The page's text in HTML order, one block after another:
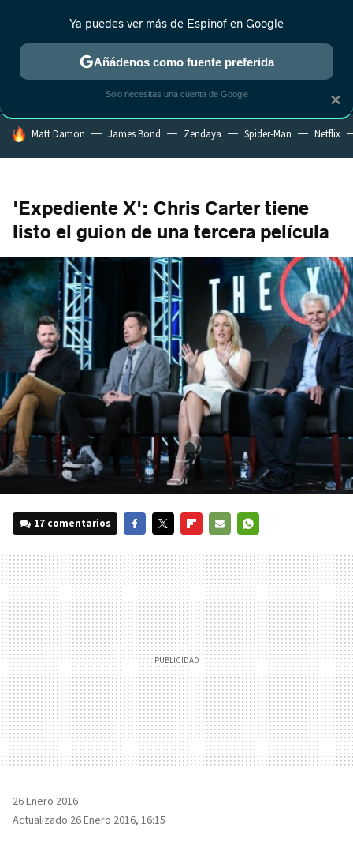
MENÚ NUEVO
ESTRENOS REALITY ANIME RANKINGS CINE
HOY SE HABLA DE
Matt Damon James Bond Zendaya Spider-Man Netflix
'Expediente X': Chris Carter tiene
listo el guion de una tercera película
17 comentarios
MAIL
26 Enero 2016
Actualizado 26 Enero 2016, 16:15
×
Ya puedes ver más de Espinof en Google
Añádenos como fuente preferida
Solo necesitas una cuenta de Google